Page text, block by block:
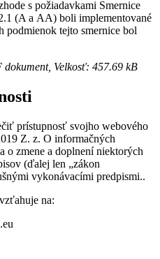
s požiadavkami Smernice
(A a AA) boli implementované
podmienok tejto smernice bol
dokument, Velkosť: 457.69 kB
prístupnosť svojho webového
Z. z. O informačných
o zmene a doplnení niektorých
(ďalej len „zákon
vykonávacími predpismi..
na: